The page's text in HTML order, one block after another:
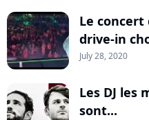
Le concert
drive-in
July 28, 2020
Les DJ les
sont...